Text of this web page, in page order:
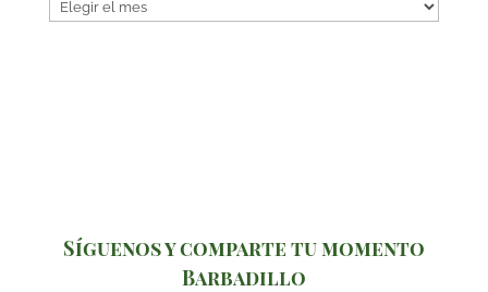
Síguenos y comparte tu momento
Barbadillo